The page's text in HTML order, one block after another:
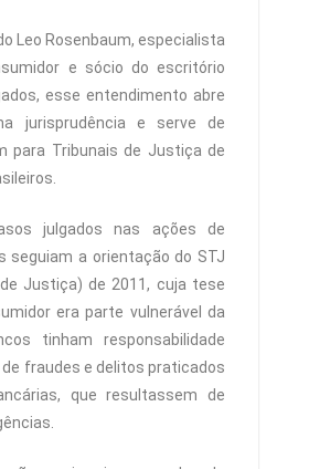
Leo Rosenbaum, especialista
e sócio do escritório
esse entendimento abre
jurisprudência e serve de
para Tribunais de Justiça de
julgados nas ações de
seguiam a orientação do STJ
Justiça) de 2011, cuja tese
era parte vulnerável da
tinham responsabilidade
fraudes e delitos praticados
que resultassem de